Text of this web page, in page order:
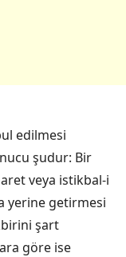
edilmesi
şudur: Bir
veya istikbal-i
yerine getirmesi
şart
göre ise